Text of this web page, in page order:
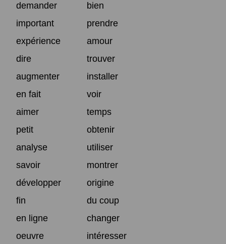
demander
bien
important
prendre
expérience
amour
dire
trouver
augmenter
installer
en fait
voir
aimer
temps
petit
obtenir
analyse
utiliser
savoir
montrer
développer
origine
fin
du coup
en ligne
changer
oeuvre
intéresser